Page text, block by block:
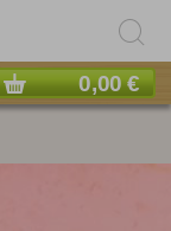
0,00 €